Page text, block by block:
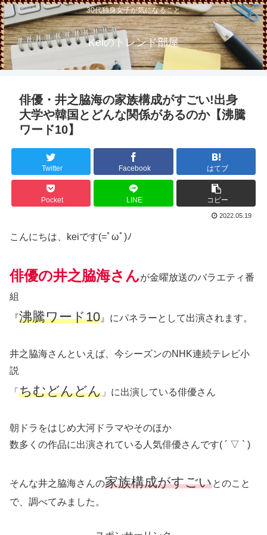
30代独身女子が気になること
Keiのトレンド部屋
俳優・井之脇海の家族構成がすごい!出身
大学や韓国とどんな関係があるのか【沸騰
ワード10】
Twitter Facebook はてブ
Pocket LINE コピー
2022.05.19
こんにちは、keiです(=ﾟωﾟ)ﾉ
俳優の井之脇海さんが金曜放送のバラエティ番
組
『沸騰ワード10 』にパネラーとして出演されます。
井之脇海さんといえば、今シーズンのNHK連続テレビ小
説
「 ちむどんどん 」に出演している俳優さん
朝ドラをはじめ大河ドラマやそのほか
数多くの作品に出演されている人気俳優さんです( ´ ▽ ` )
そんな井之脇海さんの家族構成がすごいとのこと
で、調べてみました。